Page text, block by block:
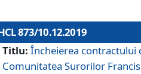
873/10.12.2019
Titlu: Încheierea contractului
Comunitatea Surorilor